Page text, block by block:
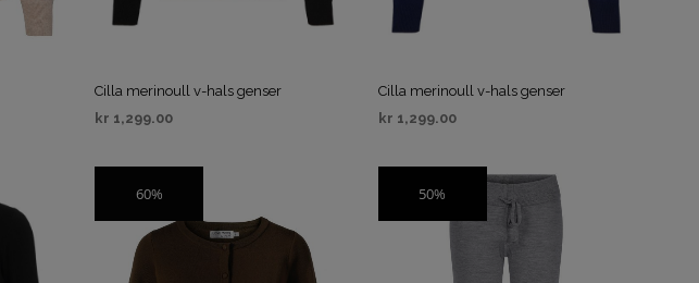
Cilla merinoull v-hals genser
kr 1,299.00
Cilla merinoull v-hals genser
kr 1,299.00
60%
SALG 50%
SALG